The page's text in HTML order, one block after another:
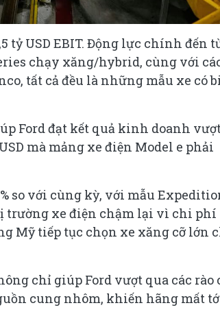
tỷ USD EBIT. Động lực chính đến
chạy xăng/hybrid, cùng với
tất cả đều là những mẫu xe có
Ford đạt kết quả kinh doanh
mà mảng xe điện Model e phải
so với cùng kỳ, với mẫu
trường xe điện chậm lại vì chi phí
Mỹ tiếp tục chọn xe xăng cỡ lớn
chỉ giúp Ford vượt qua các rào
cung nhôm, khiến hãng mất